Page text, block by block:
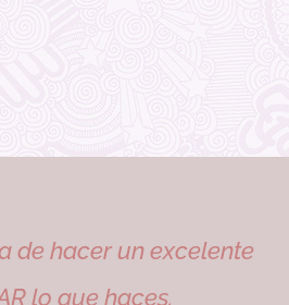
de hacer un excelente
lo que haces.